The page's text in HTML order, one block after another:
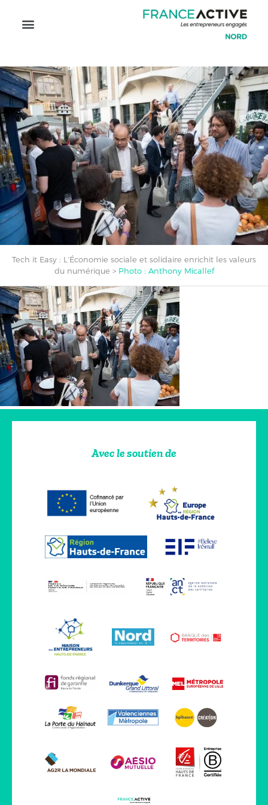
Tech it Easy : L’Économie sociale et solidaire enrichit les valeurs
du numérique > Photo : Anthony Micallef
Avec le soutien de